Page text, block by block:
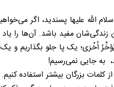
علیها پسندید، اگر
مفید باشد. آن‌ها را یاد
یک پا جلو بگذاریم و یک
به جایی نمی‌رسیم!
بزرگان بیشتر استفاده